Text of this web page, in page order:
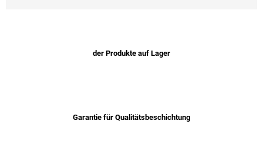
der Produkte auf Lager
Garantie für Qualitätsbeschichtung